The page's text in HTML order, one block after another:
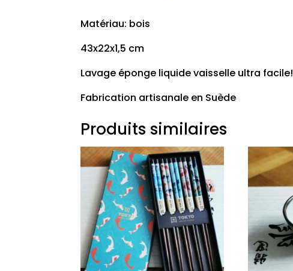
Matériau: bois
43x22x1,5 cm
Lavage éponge liquide vaisselle ultra facile!
Fabrication artisanale en Suède
Produits similaires